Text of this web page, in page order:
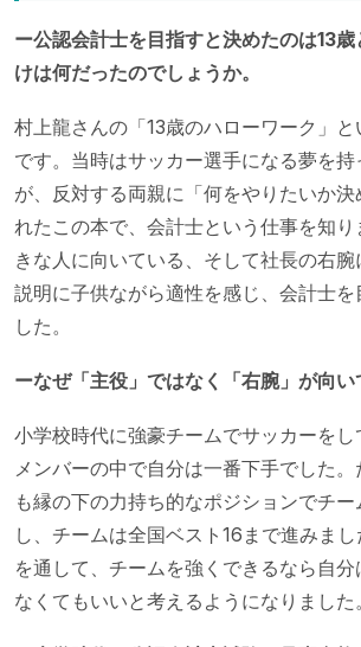
ー公認会計士を目指すと決めたのは13
けは何だったのでしょうか。
村上龍さんの「13歳のハローワーク」
です。当時はサッカー選手になる夢を
が、反対する両親に「何をやりたいか決
れたこの本で、会計士という仕事を知
きな人に向いている、そして社長の右腕
説明に子供ながら適性を感じ、会計士を
した。
ーなぜ「主役」ではなく「右腕」が向い
小学校時代に強豪チームでサッカーをし
メンバーの中で自分は一番下手でした
も縁の下の力持ち的なポジションでチ
し、チームは全国ベスト16まで進みま
を通して、チームを強くできるなら自
なくてもいいと考えるようになりました。